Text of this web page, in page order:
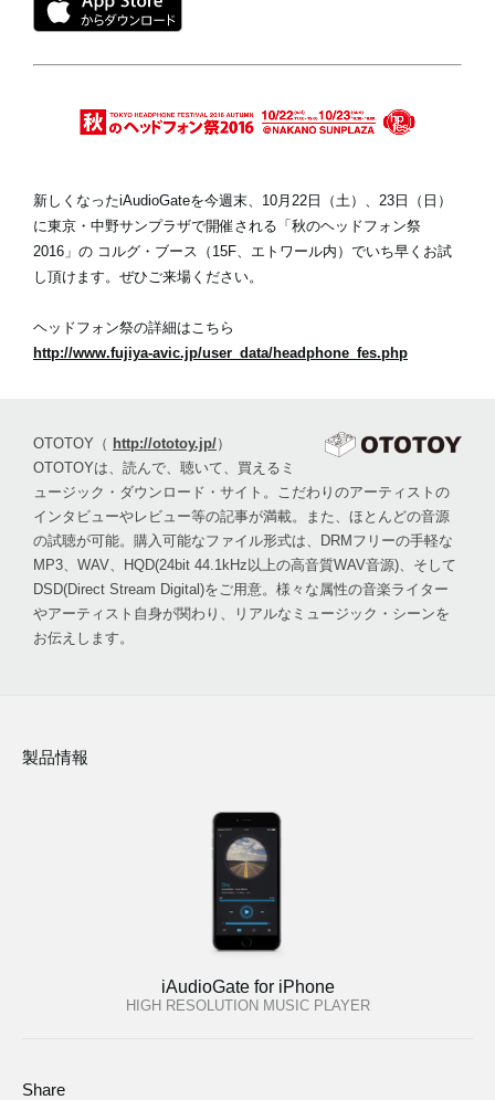
新しくなったiAudioGateを今週末、10月22日（土）、23日（日）
に東京・中野サンプラザで開催される「秋のヘッドフォン祭
2016」の コルグ・ブース（15F、エトワール内） でいち早くお試
し頂けます。ぜひご来場ください。
ヘッドフォン祭の詳細はこちら
http://www.fujiya-avic.jp/user_data/headphone_fes.php
OTOTOY （ http://ototoy.jp/）
OTOTOYは、読んで、聴いて、買えるミ
ュージック・ダウンロード・サイト。こだわりのアーティストの
インタビューやレビュー等の記事が満載。また、ほとんどの音源
の試聴が可能。購入可能なファイル形式は、DRMフリーの手軽な
MP3、WAV、HQD(24bit 44.1kHz以上の高音質WAV音源)、そして
DSD(Direct Stream Digital)をご用意。様々な属性の音楽ライター
やアーティスト自身が関わり、リアルなミュージック・シーンを
お伝えします。
製品情報
iAudioGate for iPhone
HIGH RESOLUTION MUSIC PLAYER
Share